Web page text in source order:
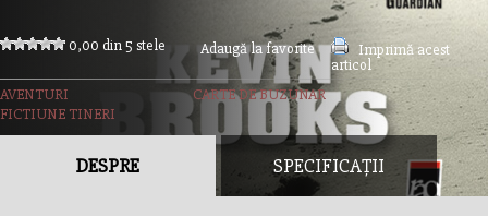
0,00 din 5 stele Adaugă la favorite
Imprimă acest
articol
AVENTURI
CARTE DE BUZUNAR
FICTIUNE TINERI
DESPRE SPECIFICAȚII